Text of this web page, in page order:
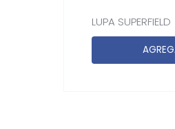
LUPA SUPERFIELD